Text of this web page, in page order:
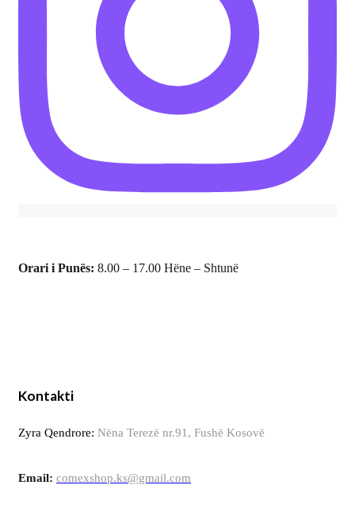
Orari i Punës: 8.00 – 17.00 Hëne – Shtunë
Kontakti
Zyra Qendrore: Nëna Terezë nr.91, Fushë Kosovë
Email: comexshop.ks@gmail.com